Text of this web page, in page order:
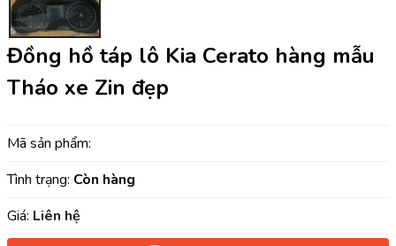
Đồng hồ táp lô Kia Cerato hàng mẫu
Tháo xe Zin đẹp
Mã sản phẩm:
Tình trạng: Còn hàng
Giá: Liên hệ